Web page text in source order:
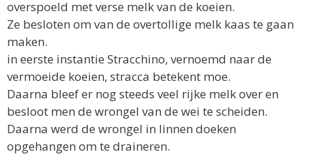
overspoeld met verse melk van de koeien.
Ze besloten om van de overtollige melk kaas te gaan
maken.
in eerste instantie Stracchino, vernoemd naar de
vermoeide koeien, stracca betekent moe.
Daarna bleef er nog steeds veel rijke melk over en
besloot men de wrongel van de wei te scheiden.
Daarna werd de wrongel in linnen doeken
opgehangen om te draineren.